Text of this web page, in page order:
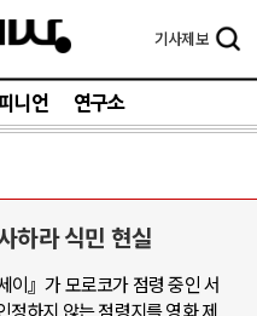
기사제보
니언 연구소
하라 식민 현실
이』가 모로코가 점령 중인 서
정하지 않는 점령지를 영화 제